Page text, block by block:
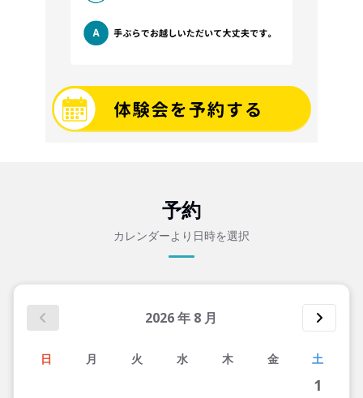
予約
カレンダーより日時を選択
2026年 8 月
日 月 火 水 木 金 土
1